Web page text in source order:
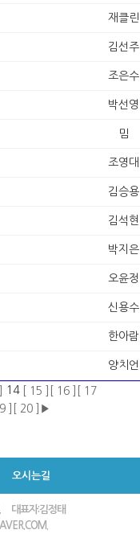
재클린
김선주
조은수
박선영
밈
조영대
김승용
김석현
박지은
오윤정
신용수
한아람
양치언
14 [ 15 ] [ 16 ]
[ 17
] [ 20 ] ▶
오시는길
대표자:김정태